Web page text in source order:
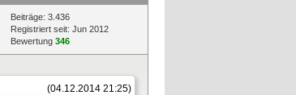
Beiträge: 3.436
Registriert seit: Jun 2012
Bewertung 346
(04.12.2014 21:25)